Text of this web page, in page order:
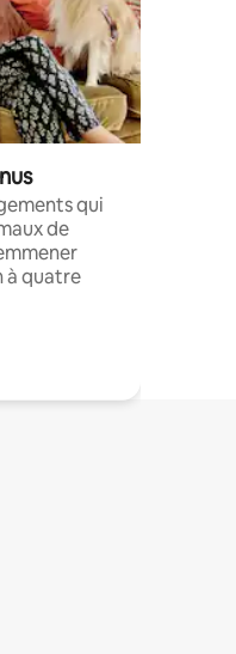
qui
de
à quatre